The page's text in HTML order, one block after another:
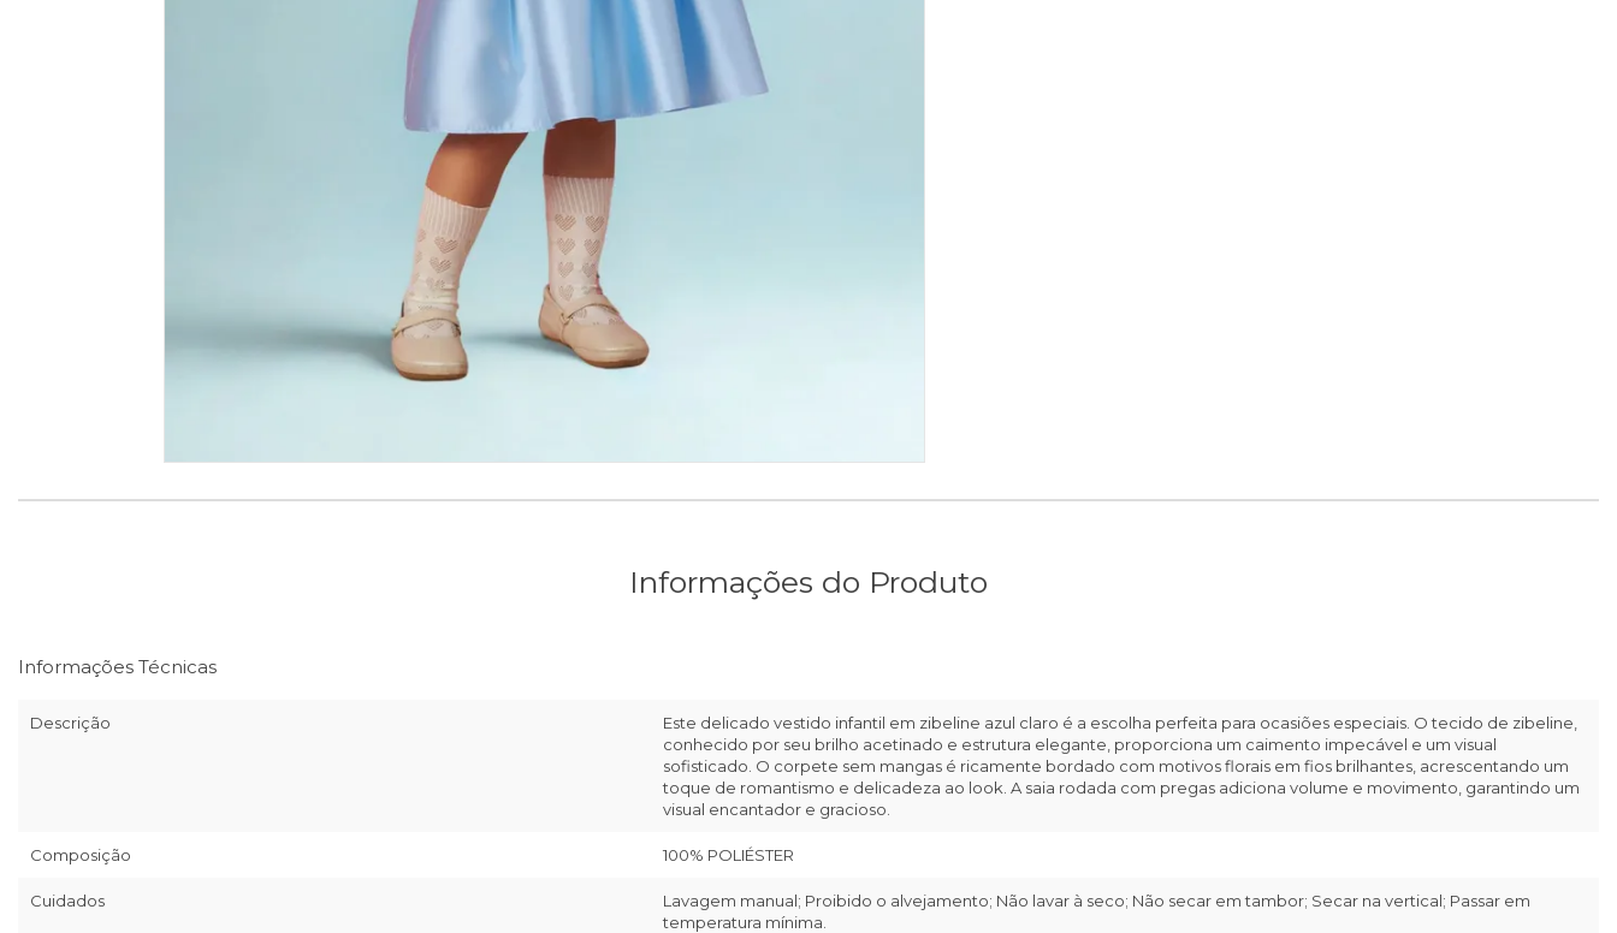
Informações do Produto
Informações Técnicas
Descrição
Este delicado vestido infantil em zibeline azul claro é a escolha perfeita para ocasiões especiais. O tecido de zibeline,
conhecido por seu brilho acetinado e estrutura elegante, proporciona um caimento impecável e um visual
sofisticado. O corpete sem mangas é ricamente bordado com motivos florais em fios brilhantes, acrescentando um
toque de romantismo e delicadeza ao look. A saia rodada com pregas adiciona volume e movimento, garantindo um
visual encantador e gracioso.
Composição 100% POLIÉSTER
Cuidados
Lavagem manual; Proibido o alvejamento; Não lavar à seco; Não secar em tambor; Secar na vertical; Passar em
temperatura mínima.